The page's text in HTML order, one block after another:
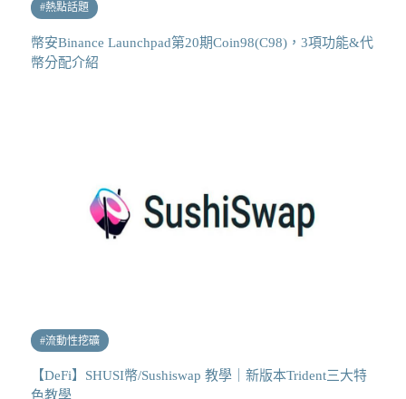
#熱點話題
幣安Binance Launchpad第20期Coin98(C98)，3項功能&代
幣分配介紹
#流動性挖礦
【DeFi】SHUSI幣/Sushiswap 教學｜新版本Trident三大特
色教學